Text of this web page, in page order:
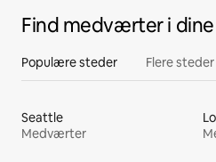
Find medværter i
Populære steder Flere steder
Seattle
Medværter